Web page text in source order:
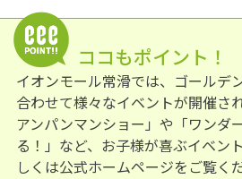
ココもポイント！
イオンモール常滑では、ゴールデ
合わせて様々なイベントが開催さ
アンパンマンショー」や「ワンダ
る！」など、お子様が喜ぶイベン
しくは公式ホームページをご覧く